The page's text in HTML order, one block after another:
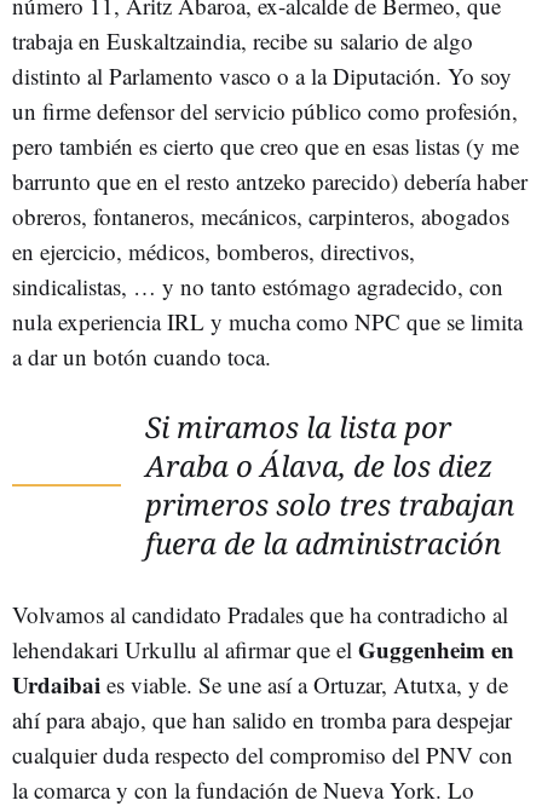
trabaja en Euskaltzaindia, recibe su salario de algo
distinto al Parlamento vasco o a la Diputación. Yo soy
un firme defensor del servicio público como profesión,
pero también es cierto que creo que en esas listas (y me
barrunto que en el resto antzeko parecido) debería haber
obreros, fontaneros, mecánicos, carpinteros, abogados
en ejercicio, médicos, bomberos, directivos,
sindicalistas, … y no tanto estómago agradecido, con
nula experiencia IRL y mucha como NPC que se limita
a dar un botón cuando toca.
Si miramos la lista por
Araba o Álava, de los diez
primeros solo tres trabajan
fuera de la administración
Volvamos al candidato Pradales que ha contradicho al
lehendakari Urkullu al afirmar que el Guggenheim en
Urdaibai es viable. Se une así a Ortuzar, Atutxa, y de
ahí para abajo, que han salido en tromba para despejar
cualquier duda respecto del compromiso del PNV con
la comarca y con la fundación de Nueva York. Lo